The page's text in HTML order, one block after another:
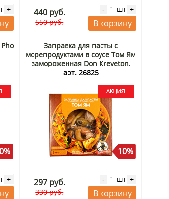
+ 440 руб.
550 руб.
- шт +
В корзину
+
Заправка для пасты с
морепродуктами в соусе Том Ям
замороженная Don Kreveton,
200 г Акция
арт. 26825
10%
297 руб.
330 руб.
- шт +
В корзину